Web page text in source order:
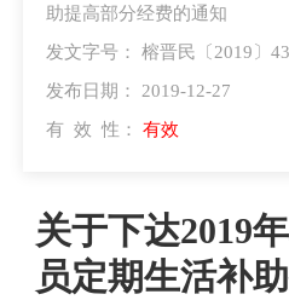
助提高部分经费的通知
发文字号： 榕晋民〔2019〕
发布日期： 2019-12-27
有 效 性： 有效
关于下达2019
员定期生活补